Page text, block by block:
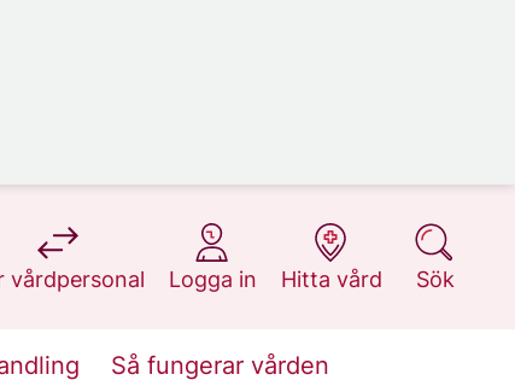
vårdpersonal
på 1177.se
Logga in
på 1177.se
Hitta vård
på 1177.se
Sök
på 1177.se
Så fungerar vården